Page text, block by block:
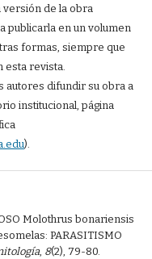
versión de la obra
publicarla en un volumen
formas, siempre que
esta revista.
autores difundir su obra a
institucional, página
).
Molothrus bonariensis
PARASITISMO
, 8(2), 79-80.